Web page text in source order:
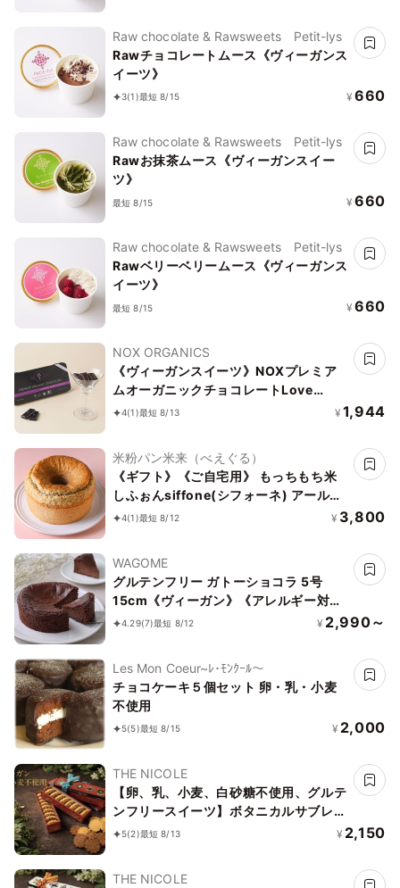
Raw chocolate & Rawsweets Petit-lys
Rawチョコレートムース《ヴィーガンス
イーツ》
3(1)最短 8/15 ¥ 660
Raw chocolate & Rawsweets Petit-lys
Rawお抹茶ムース《ヴィーガンスイー
ツ》
最短 8/15 ¥ 660
Raw chocolate & Rawsweets Petit-lys
Rawベリーベリームース《ヴィーガンス
イーツ》
最短 8/15 ¥ 660
NOX ORGANICS
《ヴィーガンスイーツ》NOXプレミア
ムオーガニックチョコレートLove
Editionクランベリー12粒
4(1)最短 8/13 ¥ 1,944
米粉パン米来（べえぐる）
《ギフト》《ご自宅用》 もっちもち米
しふぉんsiffone(シフォーネ) アールグ
レイ 17cm
4(1)最短 8/12 ¥ 3,800
WAGOME
グルテンフリー ガトーショコラ 5号
15cm《ヴィーガン》《アレルギー対
応》《小麦なし》《卵なし》《乳なし》
4.29(7)最短 8/12 ¥ 2,990～
Les Mon Coeur~ﾚ･ﾓﾝｸｰﾙ〜
チョコケーキ５個セット 卵・乳・小麦
不使用
5(5)最短 8/15 ¥ 2,000
THE NICOLE
【卵、乳、小麦、白砂糖不使用、グルテ
ンフリースイーツ】ボタニカルサブレ
カカオ、黒糖バニラサブレ缶 2種アソー
5(2)最短 8/13 ¥ 2,150
THE NICOLE